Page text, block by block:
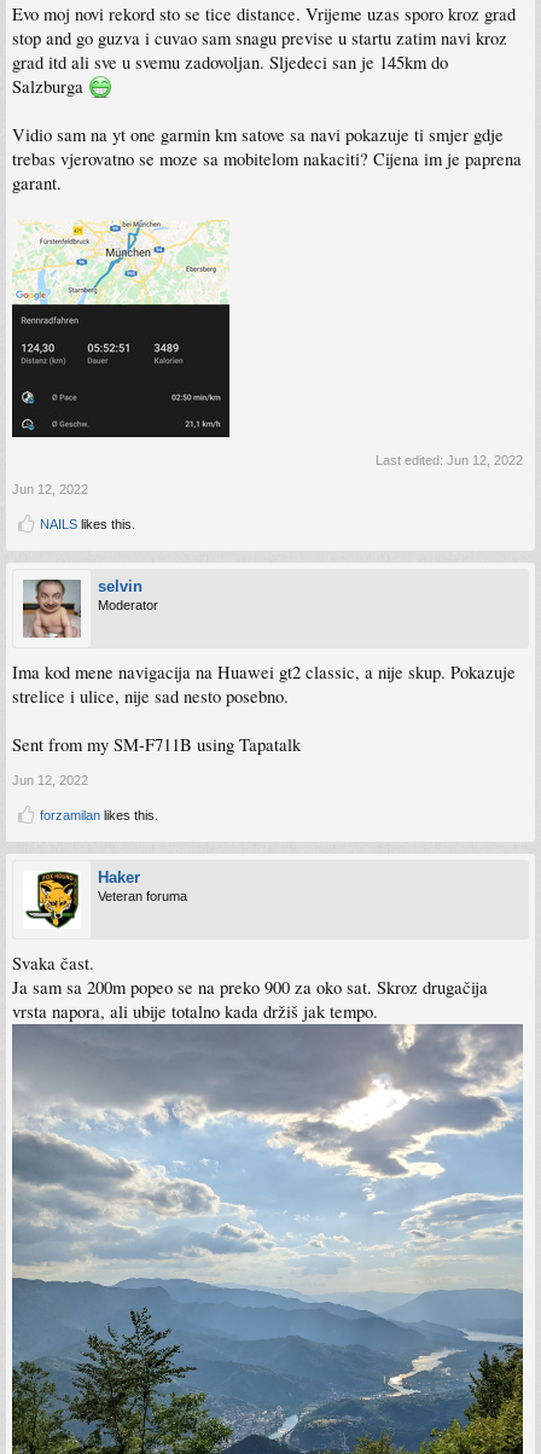
Evo moj novi rekord sto se tice distance. Vrijeme uzas sporo kroz grad
stop and go guzva i cuvao sam snagu previse u startu zatim navi kroz
grad itd ali sve u svemu zadovoljan. Sljedeci san je 145km do
Salzburga
Vidio sam na yt one garmin km satove sa navi pokazuje ti smjer gdje
trebas vjerovatno se moze sa mobitelom nakaciti? Cijena im je paprena
garant.
Last edited: Jun 12, 2022
Jun 12, 2022
NAILS likes this.
selvin
Moderator
Ima kod mene navigacija na Huawei gt2 classic, a nije skup. Pokazuje
strelice i ulice, nije sad nesto posebno.
Sent from my SM-F711B using Tapatalk
Jun 12, 2022
forzamilan likes this.
Haker
Veteran foruma
Svaka čast.
Ja sam sa 200m popeo se na preko 900 za oko sat. Skroz drugačija
vrsta napora, ali ubije totalno kada držiš jak tempo.